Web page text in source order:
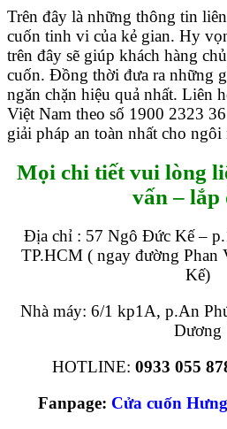
Trên đây là những thông tin
cuốn tinh vi của kẻ gian. Hy
trên đây sẽ giúp khách hàng
cuốn. Đồng thời đưa ra những
ngăn chặn hiệu quả nhất. Liên
Việt Nam theo số 1900 2323
giải pháp an toàn nhất cho
Mọi chi tiết vui lòng
vấn – lắp
Địa chỉ : 57 Ngô Đức Kế –
TP.HCM ( ngay đường
Kế)
Nhà máy: 6/1 kp1A, p.An
Dương
HOTLINE: 0933 055
Fanpage: Cửa cuốn